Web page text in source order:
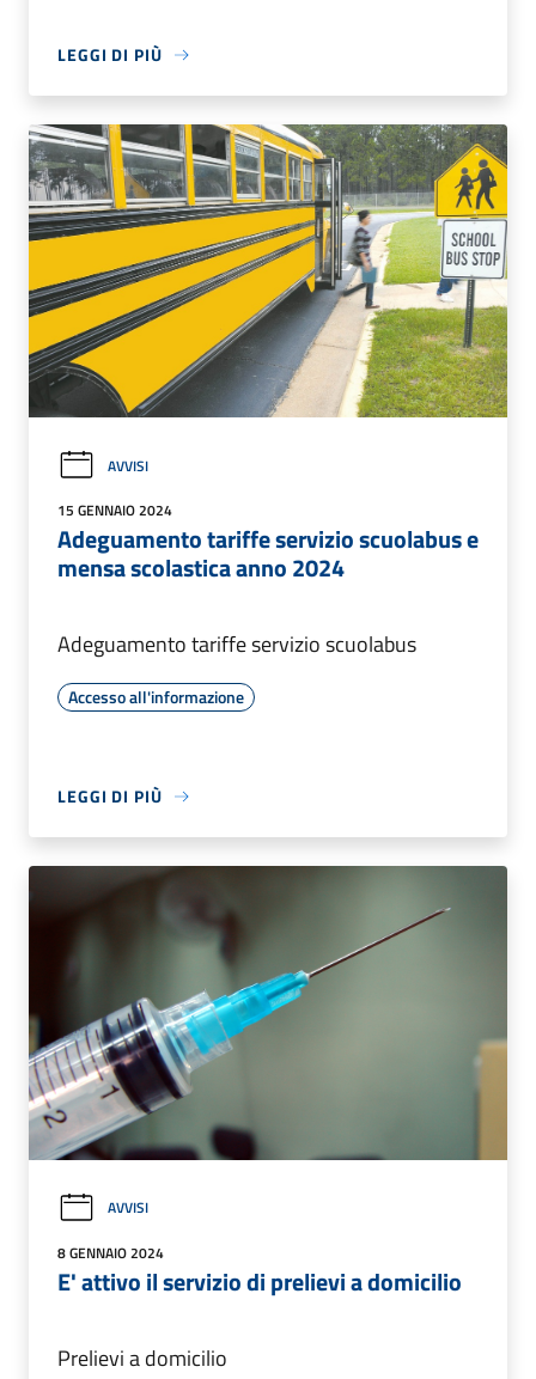
LEGGI DI PIÙ
AVVISI
15 GENNAIO 2024
Adeguamento tariffe servizio scuolabus e
mensa scolastica anno 2024
Adeguamento tariffe servizio scuolabus
Accesso all'informazione
LEGGI DI PIÙ
AVVISI
8 GENNAIO 2024
E' attivo il servizio di prelievi a domicilio
Prelievi a domicilio